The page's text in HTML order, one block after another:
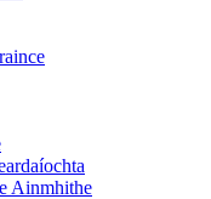
Ainmhithe